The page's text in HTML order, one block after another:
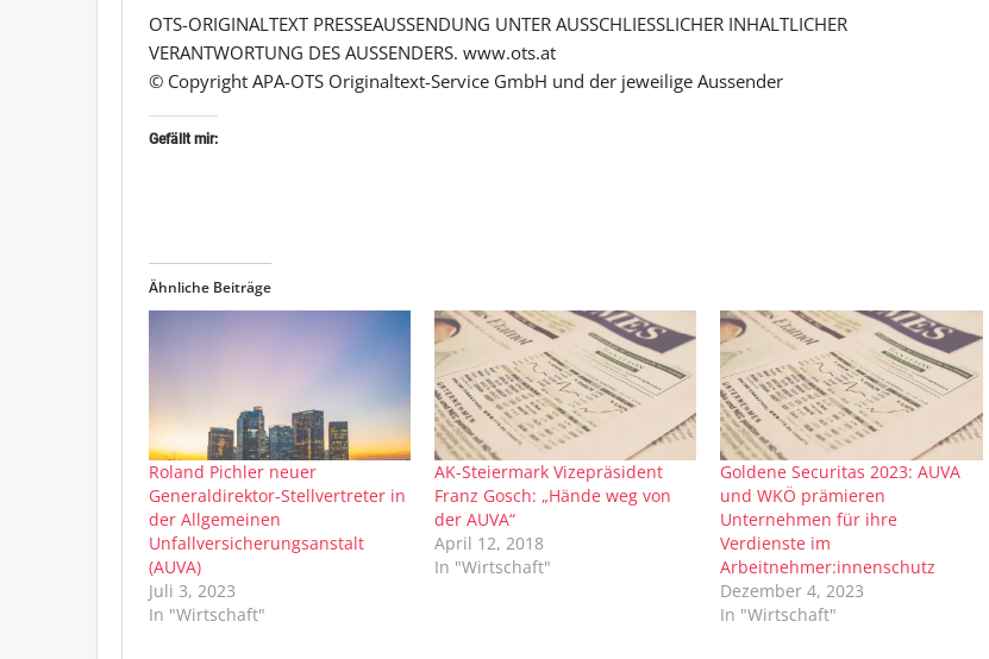
OTS-ORIGINALTEXT PRESSEAUSSENDUNG UNTER AUSSCHLIESSLICHER INHALTLICHER
VERANTWORTUNG DES AUSSENDERS. www.ots.at
© Copyright APA-OTS Originaltext-Service GmbH und der jeweilige Aussender
Gefällt mir:
Ähnliche Beiträge
Roland Pichler neuer
Generaldirektor-Stellvertreter in
der Allgemeinen
Unfallversicherungsanstalt
(AUVA)
Juli 3, 2023
In "Wirtschaft"
AK-Steiermark Vizepräsident
Franz Gosch: „Hände weg von
der AUVA“
April 12, 2018
In "Wirtschaft"
Goldene Securitas 2023: AUVA
und WKÖ prämieren
Unternehmen für ihre
Verdienste im
Arbeitnehmer:innenschutz
Dezember 4, 2023
In "Wirtschaft"